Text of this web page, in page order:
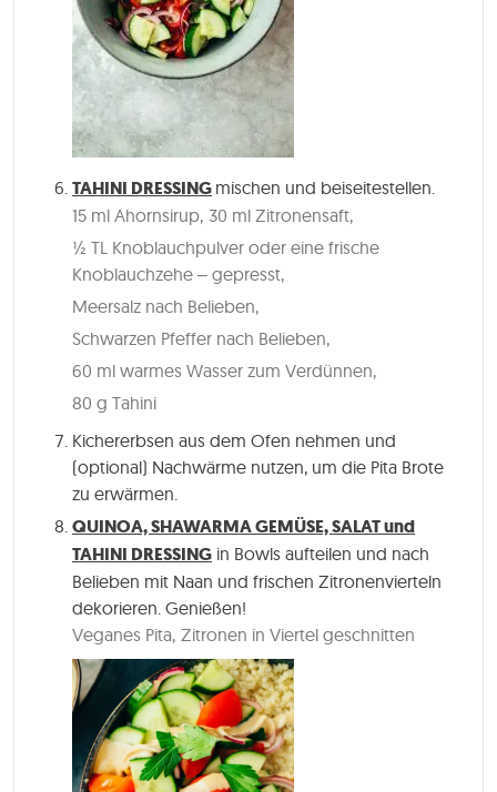
TAHINI DRESSING mischen und beiseitestellen.
15 ml Ahornsirup, 30 ml Zitronensaft,
½ TL Knoblauchpulver oder eine frische
Knoblauchzehe – gepresst,
Meersalz nach Belieben,
Schwarzen Pfeffer nach Belieben,
60 ml warmes Wasser zum Verdünnen,
80 g Tahini
Kichererbsen aus dem Ofen nehmen und
(optional) Nachwärme nutzen, um die Pita Brote
zu erwärmen.
QUINOA, SHAWARMA GEMÜSE, SALAT und
TAHINI DRESSING in Bowls aufteilen und nach
Belieben mit Naan und frischen Zitronenvierteln
dekorieren. Genießen!
Veganes Pita, Zitronen in Viertel geschnitten